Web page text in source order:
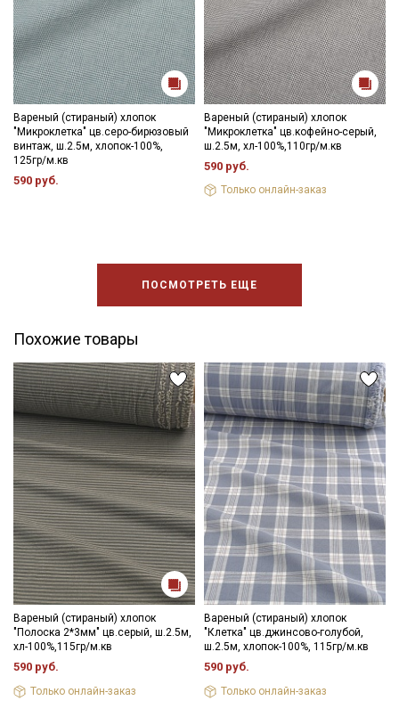
Вареный (стираный) хлопок
"Микроклетка" цв.серо-бирюзовый
винтаж, ш.2.5м, хлопок-100%,
125гр/м.кв
590 руб.
Вареный (стираный) хлопок
"Микроклетка" цв.кофейно-серый,
ш.2.5м, хл-100%,110гр/м.кв
590 руб.
Только онлайн-заказ
ПОСМОТРЕТЬ ЕЩЕ
Похожие товары
Вареный (стираный) хлопок
"Полоска 2*3мм" цв.серый, ш.2.5м,
хл-100%,115гр/м.кв
590 руб.
Только онлайн-заказ
Вареный (стираный) хлопок
"Клетка" цв.джинсово-голубой,
ш.2.5м, хлопок-100%, 115гр/м.кв
590 руб.
Только онлайн-заказ
ДаюСогласие на получение рекламных и
информационных рассылок